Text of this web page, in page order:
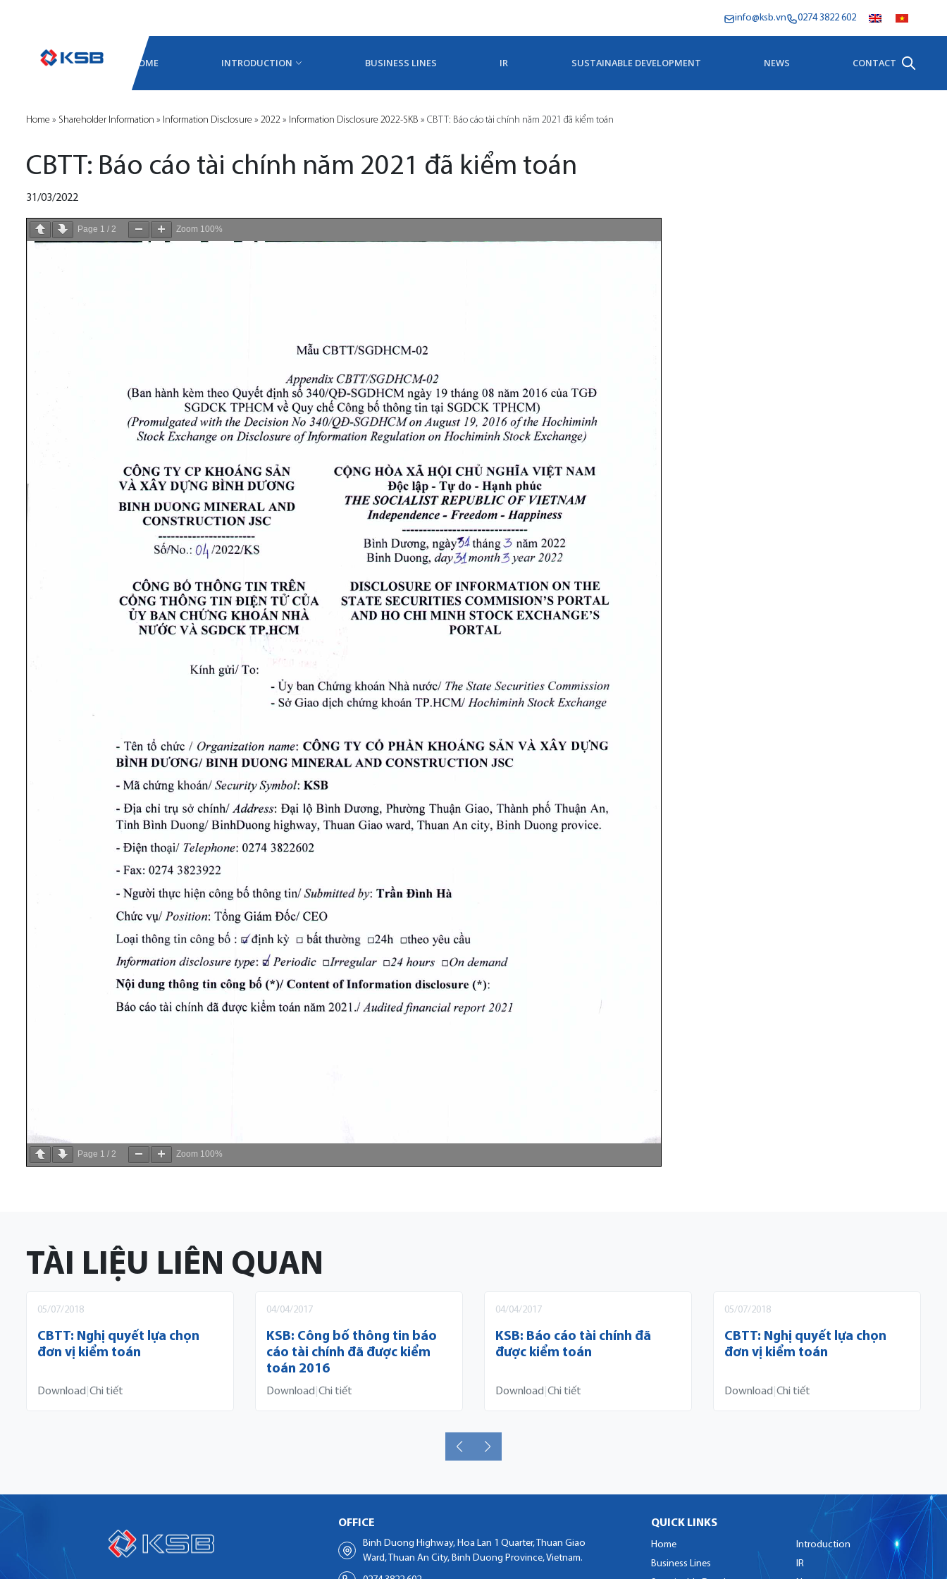
info@ksb.vn 0274 3822 602
HOME INTRODUCTION BUSINESS LINES IR SUSTAINABLE DEVELOPMENT NEWS CONTACT
Home » Shareholder Information » Information Disclosure » 2022 » Information Disclosure 2022-SKB » CBTT: Báo cáo tài chính năm 2021 đã kiểm toán
CBTT: Báo cáo tài chính năm 2021 đã kiểm toán
31/03/2022
Page 1 / 2 Zoom 100%
Page 1 / 2 Zoom 100%
TÀI LIỆU LIÊN QUAN
05/07/2018
CBTT: Nghị quyết lựa chọn
đơn vị kiểm toán
Download Chi tiết
04/04/2017
KSB: Công bố thông tin báo
cáo tài chính đã được kiểm
toán 2016
Download Chi tiết
04/04/2017
KSB: Báo cáo tài chính đã
được kiểm toán
Download Chi tiết
05/07/2018
CBTT: Nghị quyết lựa chọn
đơn vị kiểm toán
Download Chi tiết
OFFICE
Binh Duong Highway, Hoa Lan 1 Quarter, Thuan Giao
Ward, Thuan An City, Binh Duong Province, Vietnam.
QUICK LINKS
Home
Introduction
Business Lines
IR